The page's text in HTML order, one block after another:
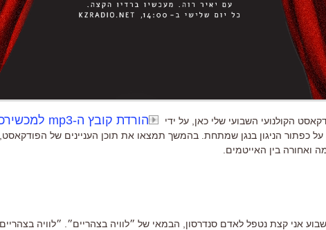
הקולנועי השבועי שלי כאן, על ידי הורדת קובץ ה-mp3 למכשירכם הנייד
על כפתור הניגון בנגן שמתחת. בהמשך תמצאו את תוכן העניינים של
ואחורה בין האייטמים.
אני קצת נטפל לאדם סנדרסון, הבמאי של ״לוויה בצהריים״. ״לוויה